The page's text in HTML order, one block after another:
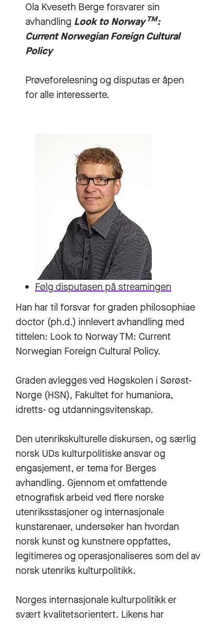
Ola Kveseth Berge forsvarer sin
avhandling Look to NorwayTM:
Current Norwegian Foreign Cultural
Policy
Prøveforelesning og disputas er åpen
for alle interesserte.
Følg disputasen på streamingen
Han har til forsvar for graden philosophiae
doctor (ph.d.) innlevert avhandling med
tittelen: Look to Norway TM: Current
Norwegian Foreign Cultural Policy.
Graden avlegges ved Høgskolen i Sørøst-
Norge (HSN), Fakultet for humaniora,
idretts- og utdanningsvitenskap.
Den utenrikskulturelle diskursen, og særlig
norsk UDs kulturpolitiske ansvar og
engasjement, er tema for Berges
avhandling. Gjennom et omfattende
etnografisk arbeid ved flere norske
utenriksstasjoner og internasjonale
kunstarenaer, undersøker han hvordan
norsk kunst og kunstnere oppfattes,
legitimeres og operasjonaliseres som del av
norsk utenriks kulturpolitikk.
Norges internasjonale kulturpolitikk er
svært kvalitetsorientert. Likens har